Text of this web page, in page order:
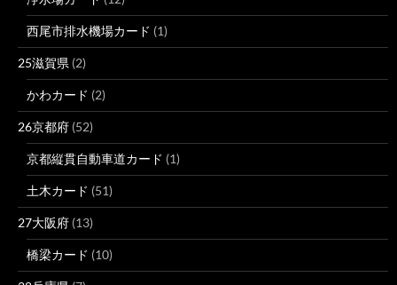
西尾市排水機場カード (1)
25滋賀県 (2)
かわカード (2)
26京都府 (52)
京都縦貫自動車道カード (1)
土木カード (51)
27大阪府 (13)
橋梁カード (10)